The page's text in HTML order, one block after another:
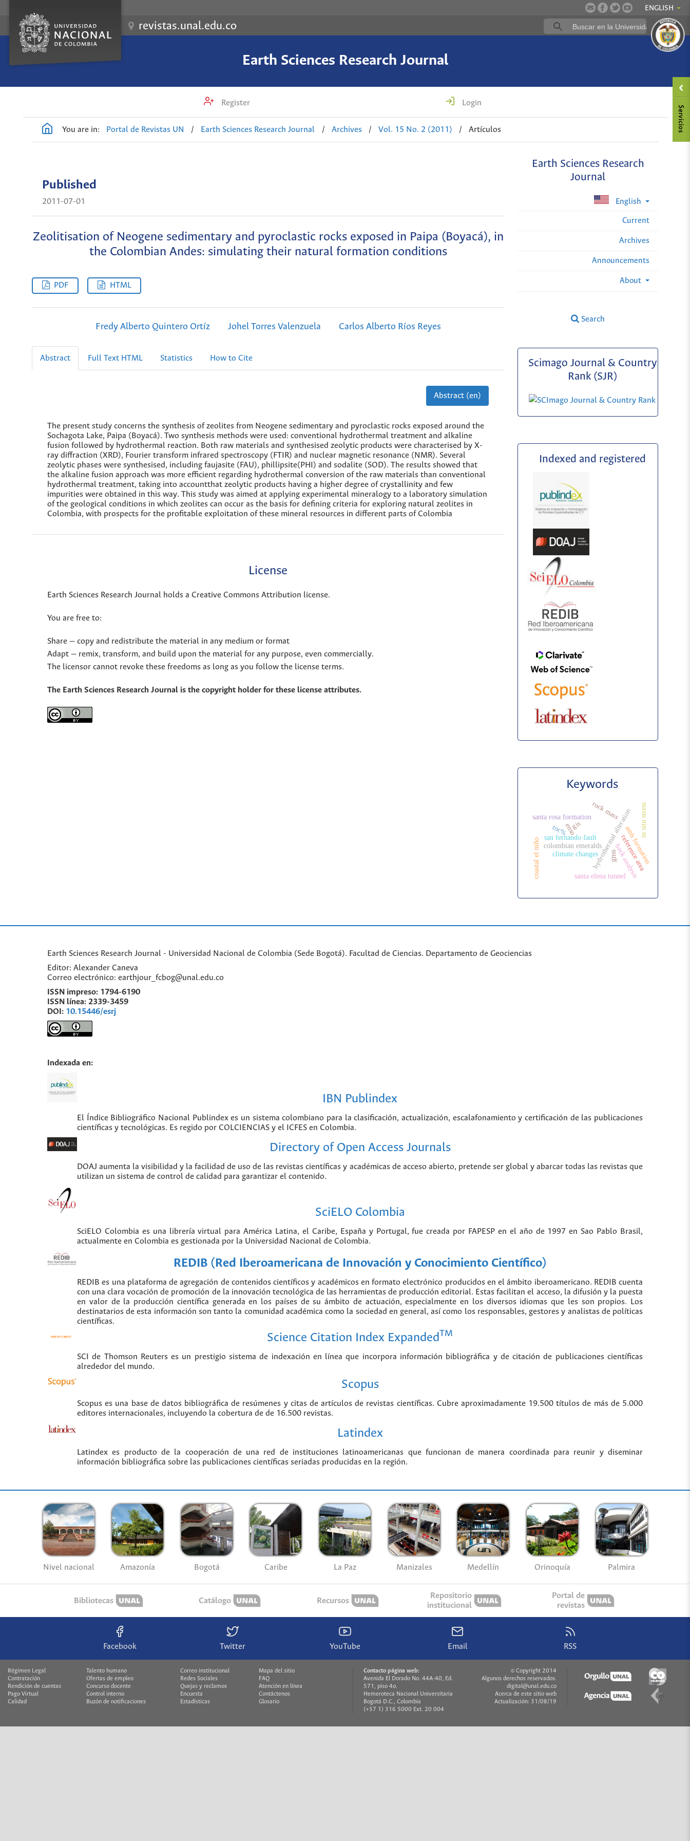
ENGLISH
revistas.unal.edu.co
Earth Sciences Research Journal
Register Login
You are in: Portal de Revistas UN / Earth Sciences Research Journal / Archives / Vol. 15 No. 2 (2011) / Artículos
Earth Sciences Research
Journal
English
Current
Archives
Announcements
About
Search
Published
2011-07-01
Zeolitisation of Neogene sedimentary and pyroclastic rocks exposed in Paipa (Boyacá), in
the Colombian Andes: simulating their natural formation conditions
PDF HTML
Fredy Alberto Quintero Ortíz Johel Torres Valenzuela Carlos Alberto Ríos Reyes
Abstract Full Text HTML Statistics How to Cite
Abstract (en)
The present study concerns the synthesis of zeolites from Neogene sedimentary and pyroclastic rocks exposed around the
Sochagota Lake, Paipa (Boyacá). Two synthesis methods were used: conventional hydrothermal treatment and alkaline
fusion followed by hydrothermal reaction. Both raw materials and synthesised zeolytic products were characterised by X-
ray diffraction (XRD), Fourier transform infrared spectroscopy (FTIR) and nuclear magnetic resonance (NMR). Several
zeolytic phases were synthesised, including faujasite (FAU), phillipsite(PHI) and sodalite (SOD). The results showed that
the alkaline fusion approach was more efficient regarding hydrothermal conversion of the raw materials than conventional
hydrothermal treatment, taking into accountthat zeolytic products having a higher degree of crystallinity and few
impurities were obtained in this way. This study was aimed at applying experimental mineralogy to a laboratory simulation
of the geological conditions in which zeolites can occur as the basis for defining criteria for exploring natural zeolites in
Colombia, with prospects for the profitable exploitation of these mineral resources in different parts of Colombia
License
Earth Sciences Research Journal holds a Creative Commons Attribution license.
You are free to:
Share — copy and redistribute the material in any medium or format
Adapt — remix, transform, and build upon the material for any purpose, even commercially.
The licensor cannot revoke these freedoms as long as you follow the license terms.
The Earth Sciences Research Journal is the copyright holder for these license attributes.
Scimago Journal & Country
Rank (SJR)
Indexed and registered
Keywords
colombian emeraldshydrothermal alteration
santa rosa formation
san fernando fault amb formation
reference area
gis
back analysis
rock mass
santa elena tunnel
in situ stress
enso
coastal el niño gnss
climate changes
toc%
Earth Sciences Research Journal - Universidad Nacional de Colombia (Sede Bogotá). Facultad de Ciencias. Departamento de Geociencias
Editor: Alexander Caneva
Correo electrónico: earthjour_fcbog@unal.edu.co
ISSN impreso: 1794-6190
ISSN línea: 2339-3459
DOI: 10.15446/esrj
Indexada en:
IBN Publindex
El Índice Bibliográfico Nacional Publindex es un sistema colombiano para la clasificación, actualización, escalafonamiento y certificación de las publicaciones
científicas y tecnológicas. Es regido por COLCIENCIAS y el ICFES en Colombia.
Directory of Open Access Journals
DOAJ aumenta la visibilidad y la facilidad de uso de las revistas científicas y académicas de acceso abierto, pretende ser global y abarcar todas las revistas que
utilizan un sistema de control de calidad para garantizar el contenido.
SciELO Colombia
SciELO Colombia es una librería virtual para América Latina, el Caribe, España y Portugal, fue creada por FAPESP en el año de 1997 en Sao Pablo Brasil,
actualmente en Colombia es gestionada por la Universidad Nacional de Colombia.
REDIB (Red Iberoamericana de Innovación y Conocimiento Científico)
REDIB es una plataforma de agregación de contenidos científicos y académicos en formato electrónico producidos en el ámbito iberoamericano. REDIB cuenta
con una clara vocación de promoción de la innovación tecnológica de las herramientas de producción editorial. Estas facilitan el acceso, la difusión y la puesta
en valor de la producción científica generada en los países de su ámbito de actuación, especialmente en los diversos idiomas que les son propios. Los
destinatarios de esta información son tanto la comunidad académica como la sociedad en general, así como los responsables, gestores y analistas de políticas
científicas.
Science Citation Index ExpandedTM
SCI de Thomson Reuters es un prestigio sistema de indexación en línea que incorpora información bibliográfica y de citación de publicaciones científicas
alrededor del mundo.
Scopus
Scopus es una base de datos bibliográfica de resúmenes y citas de artículos de revistas científicas. Cubre aproximadamente 19.500 títulos de más de 5.000
editores internacionales, incluyendo la cobertura de de 16.500 revistas.
Latindex
Latindex es producto de la cooperación de una red de instituciones latinoamericanas que funcionan de manera coordinada para reunir y diseminar
información bibliográfica sobre las publicaciones científicas seriadas producidas en la región.
Nivel nacional Amazonía Bogotá Caribe La Paz Manizales Medellín Orinoquía Palmira
Bibliotecas Catálogo Recursos
Repositorio
institucional
Portal de
revistas
Facebook Twitter YouTube Email RSS
Régimen Legal
Talento humano
Contratación
Ofertas de empleo
Rendición de cuentas
Concurso docente
Pago Virtual
Control interno
Calidad
Buzón de notificaciones
Correo institucional
Mapa del sitio
Redes Sociales
FAQ
Quejas y reclamos
Atención en línea
Encuesta
Contáctenos
Estadísticas
Glosario
Contacto página web:
Avenida El Dorado No. 44A-40, Ed.
571, piso 4o.
Hemeroteca Nacional Universitaria
Bogotá D.C., Colombia
(+57 1) 316 5000 Ext. 20 004
© Copyright 2014
Algunos derechos reservados.
digital@unal.edu.co
Acerca de este sitio web
Actualización: 31/08/19